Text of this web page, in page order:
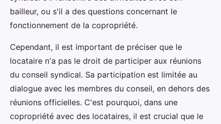
bailleur, ou s'il a des questions concernant le
fonctionnement de la copropriété.
Cependant, il est important de préciser que le
locataire n'a pas le droit de participer aux réunions
du conseil syndical. Sa participation est limitée au
dialogue avec les membres du conseil, en dehors des
réunions officielles. C'est pourquoi, dans une
copropriété avec des locataires, il est crucial que le